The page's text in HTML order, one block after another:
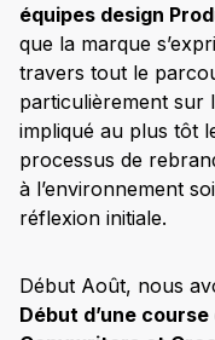
équipes design
que la marque
travers tout le
particulièrement sur
impliqué au plus tôt
processus de
à l’environnement
réflexion initiale.
Début Août, nous
Début d’une